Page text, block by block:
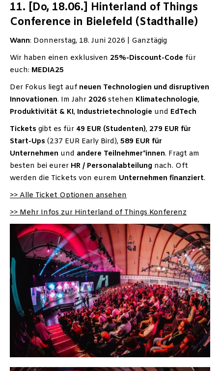
11. [Do, 18.06.] Hinterland of Things
Conference in Bielefeld (Stadthalle)
Wann: Donnerstag, 18. Juni 2026 | Ganztägig
Wir haben einen exklusiven 25%-Discount-Code für
euch: MEDIA25
Der Fokus liegt auf neuen Technologien und disruptiven
Innovationen. Im Jahr 2026 stehen Klimatechnologie,
Produktivität & KI, Industrietechnologie und EdTech
Tickets gibt es für 49 EUR (Studenten), 279 EUR für
Start-Ups (237 EUR Early Bird), 589 EUR für
Unternehmen und andere Teilnehmer*innen. Fragt am
besten bei eurer HR / Personalabteilung nach. Oft
werden die Tickets von eurem Unternehmen finanziert.
>> Alle Ticket Optionen ansehen
>> Mehr Infos zur Hinterland of Things Konferenz